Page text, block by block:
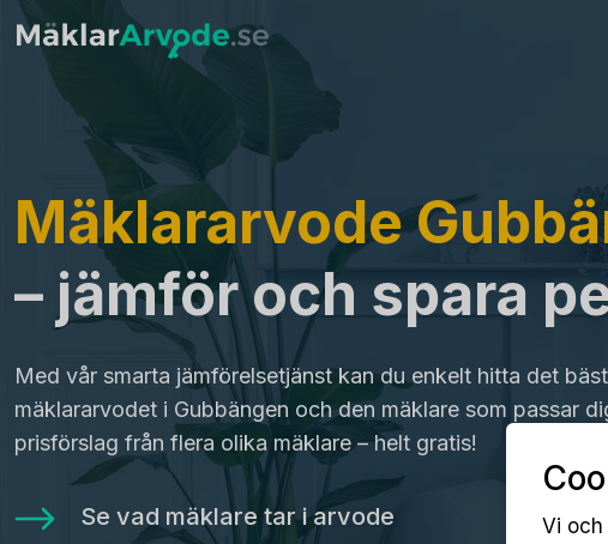
Mäklararvode
– jämför och spara
Med vår smarta jämförelsetjänst kan du enkelt hitta det
mäklararvodet i Gubbängen och den mäklare som passar
prisförslag från flera olika mäklare – helt gratis!
Se vad mäklare tar i arvode
Vi